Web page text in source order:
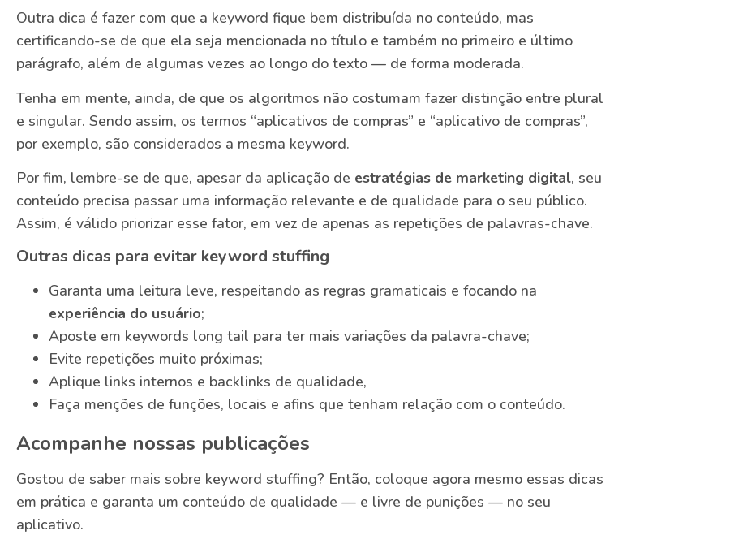
Outra dica é fazer com que a keyword fique bem distribuída no conteúdo, mas
certificando-se de que ela seja mencionada no título e também no primeiro e último
parágrafo, além de algumas vezes ao longo do texto — de forma moderada.
Tenha em mente, ainda, de que os algoritmos não costumam fazer distinção entre plural
e singular. Sendo assim, os termos “aplicativos de compras” e “aplicativo de compras”,
por exemplo, são considerados a mesma keyword.
Por fim, lembre-se de que, apesar da aplicação de estratégias de marketing digital, seu
conteúdo precisa passar uma informação relevante e de qualidade para o seu público.
Assim, é válido priorizar esse fator, em vez de apenas as repetições de palavras-chave.
Outras dicas para evitar keyword stuffing
Garanta uma leitura leve, respeitando as regras gramaticais e focando na
experiência do usuário;
Aposte em keywords long tail para ter mais variações da palavra-chave;
Evite repetições muito próximas;
Aplique links internos e backlinks de qualidade,
Faça menções de funções, locais e afins que tenham relação com o conteúdo.
Acompanhe nossas publicações
Gostou de saber mais sobre keyword stuffing? Então, coloque agora mesmo essas dicas
em prática e garanta um conteúdo de qualidade — e livre de punições — no seu
aplicativo.